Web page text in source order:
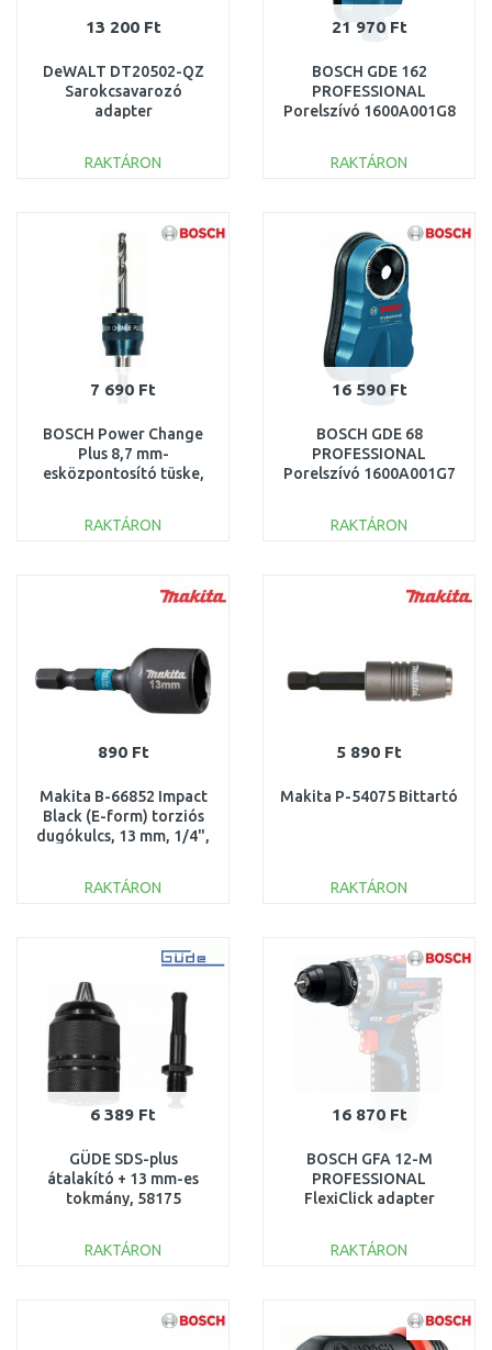
13 200 Ft
DeWALT DT20502-QZ
Sarokcsavarozó
adapter
350mm 90°, 1/4", 3
részes
RAKTÁRON
Összehasonlítás
21 970 Ft
BOSCH GDE 162
PROFESSIONAL
Porelszívó 1600A001G8
RAKTÁRON
Összehasonlítás
7 690 Ft
BOSCH Power Change
Plus 8,7 mm-
esközpontosító tüske,
mm-es fúró
RAKTÁRON
Összehasonlítás
16 590 Ft
BOSCH GDE 68
PROFESSIONAL
Porelszívó 1600A001G7
RAKTÁRON
Összehasonlítás
890 Ft
Makita B-66852 Impact
Black (E-form) torziós
dugókulcs, 13 mm, 1/4",
RAKTÁRON
Összehasonlítás
5 890 Ft
Makita P-54075 Bittartó
RAKTÁRON
Összehasonlítás
6 389 Ft
GÜDE SDS-plus
átalakító + 13 mm-es
tokmány, 58175
RAKTÁRON
Összehasonlítás
16 870 Ft
BOSCH GFA 12-M
PROFESSIONAL
FlexiClick adapter
RAKTÁRON
Összehasonlítás